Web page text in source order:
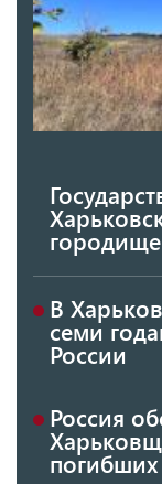
В
семи
России
Россия